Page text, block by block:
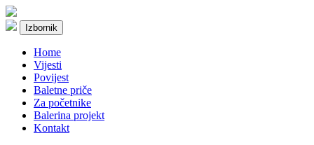
Izbornik
Home
Vijesti
Povijest
Baletne priče
Za početnike
Balerina projekt
Kontakt